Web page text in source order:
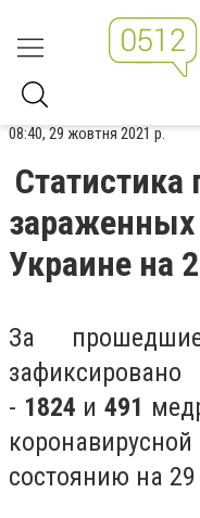
08:40, 29 жовтня 2021 р.
Статистика
зараженных
Украине на
За
зафиксировано
- 1824 и491
состоянию на 29